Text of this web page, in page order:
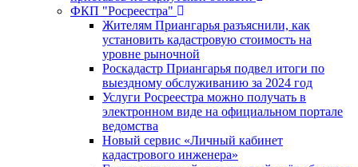
ФКП "Росреестра"
Жителям Приангарья разъяснили, как
установить кадастровую стоимость на
уровне рыночной
Роскадастр Приангарья подвел итоги по
выездному обслуживанию за 2024 год
Услуги Росреестра можно получать в
электронном виде на официальном портале
ведомства
Новый сервис «Личный кабинет
кадастрового инженера»